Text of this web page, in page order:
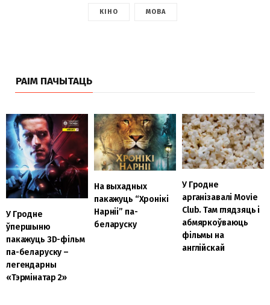
КІНО МОВА
РАІМ ПАЧЫТАЦЬ
У Гродне
ўпершыню
пакажуць 3D-фільм
па-беларуску –
легендарны
«Тэрмінатар 2»
На выхадных
пакажуць “Хронікі
Нарніі” па-
беларуску
У Гродне
арганізавалі Movie
Club. Там глядзяць і
абмяркоўваюць
фільмы на
англійскай